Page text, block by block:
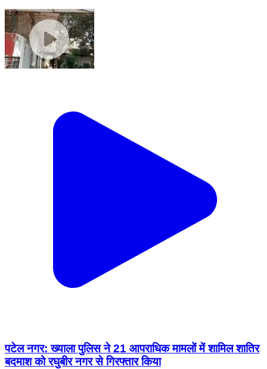
पटेल नगर: ख्याला पुलिस ने 21 आपराधिक मामलों में शामिल शातिर
बदमाश को रघुबीर नगर से गिरफ्तार किया